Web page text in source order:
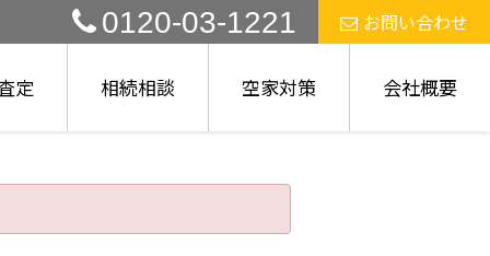
0120-03-1221 お問い合わせ
定 相続相談 空家対策 会社概要